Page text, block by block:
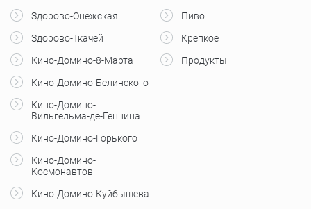
Здорово-Онежская
Здорово-Ткачей
Кино-Домино-8-Марта
Кино-Домино-Белинского
Кино-Домино-
Вильгельма-де-Геннина
Кино-Домино-Горького
Кино-Домино-
Космонавтов
Кино-Домино-Куйбышева
Пиво
Крепкое
Продукты